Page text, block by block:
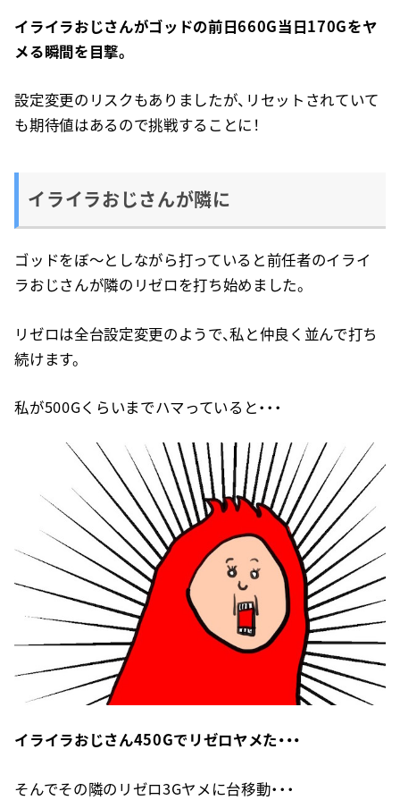
イライラおじさんがゴッドの前日660G当日170Gをヤ
メる瞬間を目撃。
設定変更のリスクもありましたが、リセットされていて
も期待値はあるので挑戦することに！
イライラおじさんが隣に
ゴッドをぼ〜としながら打っていると前任者のイライ
ラおじさんが隣のリゼロを打ち始めました。
リゼロは全台設定変更のようで、私と仲良く並んで打ち
続けます。
私が500Gくらいまでハマっていると・・・
イライラおじさん450Gでリゼロヤメた・・・
そんでその隣のリゼロ3Gヤメに台移動・・・